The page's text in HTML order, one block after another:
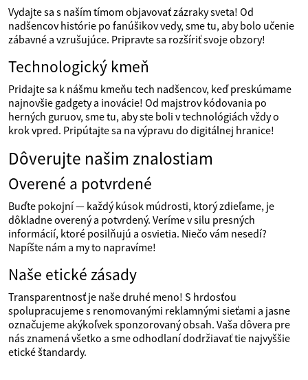
Vydajte sa s naším tímom objavovať zázraky sveta! Od
nadšencov histórie po fanúšikov vedy, sme tu, aby bolo učenie
zábavné a vzrušujúce. Pripravte sa rozšíriť svoje obzory!
Technologický kmeň
Pridajte sa k nášmu kmeňu tech nadšencov, keď preskúmame
najnovšie gadgety a inovácie! Od majstrov kódovania po
herných guruov, sme tu, aby ste boli v technológiách vždy o
krok vpred. Pripútajte sa na výpravu do digitálnej hranice!
Dôverujte našim znalostiam
Overené a potvrdené
Buďte pokojní — každý kúsok múdrosti, ktorý zdieľame, je
dôkladne overený a potvrdený. Veríme v silu presných
informácií, ktoré posilňujú a osvietia. Niečo vám nesedí?
Napíšte nám a my to napravíme!
Naše etické zásady
Transparentnosť je naše druhé meno! S hrdosťou
spolupracujeme s renomovanými reklamnými sieťami a jasne
označujeme akýkoľvek sponzorovaný obsah. Vaša dôvera pre
nás znamená všetko a sme odhodlaní dodržiavať tie najvyššie
etické štandardy.